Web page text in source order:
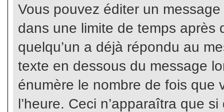
Vous pouvez éditer un
dans une limite de temps après
quelqu’un a déjà répondu au
texte en dessous du message
énumère le nombre de fois que
l’heure. Ceci n’apparaîtra que